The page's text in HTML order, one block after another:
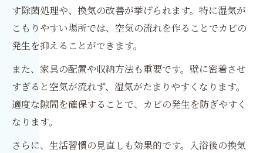
す除菌処理や、換気の改善が挙げられます。特に湿気が
こもりやすい場所では、空気の流れを作ることでカビの
発生を抑えることができます。
また、家具の配置や収納方法も重要です。壁に密着させ
すぎると空気が流れず、湿気がたまりやすくなります。
適度な隙間を確保することで、カビの発生を防ぎやすく
なります。
さらに、生活習慣の見直しも効果的です。入浴後の換気